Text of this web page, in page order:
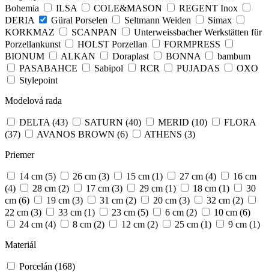
Bohemia
ILSA COLE&MASON
REGENT Inox
DERIA
Güral Porselen Seltmann Weiden
Simax
KORKMAZ
SCANPAN
Unterweissbacher Werkstätten für
Porzellankunst
HOLST Porzellan
FORMPRESS
BIONUM
ALKAN Doraplast BONNA
bambum
PASABAHCE
Sabipol RCR PUJADAS
OXO
Stylepoint
Modelová rada
DELTA (43) SATURN (40) MERID (10)
FLORA
(37)
AVANOS BROWN (6) ATHENS (3)
Priemer
14 cm (5) 26 cm (3) 15 cm (1) 27 cm (4)
16 cm
(4)
28 cm (2) 17 cm (3) 29 cm (1) 18 cm (1)
30
cm (6) 19 cm (3) 31 cm (2) 20 cm (3) 32 cm (2)
22 cm (3) 33 cm (1) 23 cm (5) 6 cm (2) 10 cm (6)
24 cm (4) 8 cm (2) 12 cm (2) 25 cm (1) 9 cm (1)
Materiál
Porcelán (168)